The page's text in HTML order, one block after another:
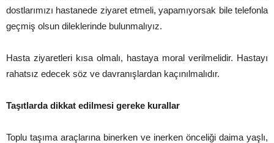
dostlarımızı hastanede ziyaret etmeli, yapamıyorsak bile telefonla
geçmiş olsun dileklerinde bulunmalıyız.
Hasta ziyaretleri kısa olmalı, hastaya moral verilmelidir. Hastayı
rahatsız edecek söz ve davranışlardan kaçınılmalıdır.
Taşıtlarda dikkat edilmesi gereke kurallar
Toplu taşıma araçlarına binerken ve inerken önceliği daima yaşlı,